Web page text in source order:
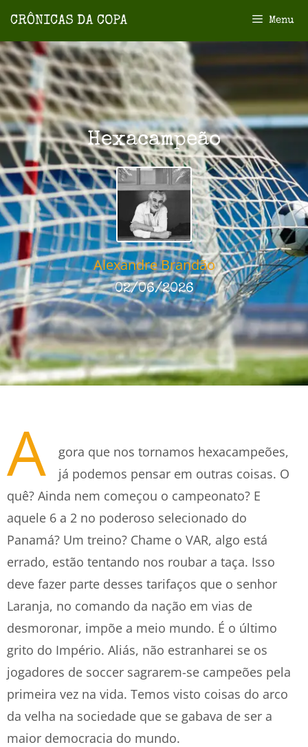
Menu
Hexacampeão
Alexandre Brandão
02/06/2026
A
gora que nos tornamos hexacampeões,
já podemos pensar em outras coisas. O
quê? Ainda nem começou o campeonato? E
aquele 6 a 2 no poderoso selecionado do
Panamá? Um treino? Chame o VAR, algo está
errado, estão tentando nos roubar a taça. Isso
deve fazer parte desses tarifaços que o senhor
Laranja, no comando da nação em vias de
desmoronar, impõe a meio mundo. É o último
grito do Império. Aliás, não estranharei se os
jogadores de soccer sagrarem-se campeões pela
primeira vez na vida. Temos visto coisas do arco
da velha na sociedade que se gabava de ser a
maior democracia do mundo.